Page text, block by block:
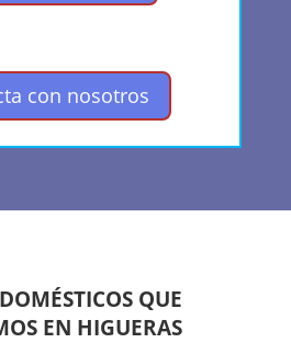
con nosotros
QUE
EN HIGUERAS